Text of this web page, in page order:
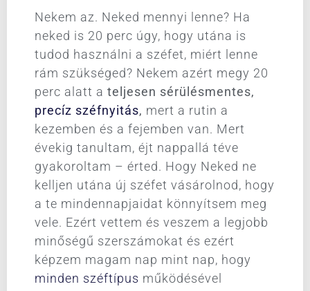
Nekem az. Neked mennyi lenne? Ha
neked is 20 perc úgy, hogy utána is
tudod használni a széfet, miért lenne
rám szükséged? Nekem azért megy 20
perc alatt a teljesen sérülésmentes,
precíz széfnyitás, mert a rutin a
kezemben és a fejemben van. Mert
évekig tanultam, éjt nappallá téve
gyakoroltam – érted. Hogy Neked ne
kelljen utána új széfet vásárolnod, hogy
a te mindennapjaidat könnyítsem meg
vele. Ezért vettem és veszem a legjobb
minőségű szerszámokat és ezért
képzem magam nap mint nap, hogy
minden széftípus működésével